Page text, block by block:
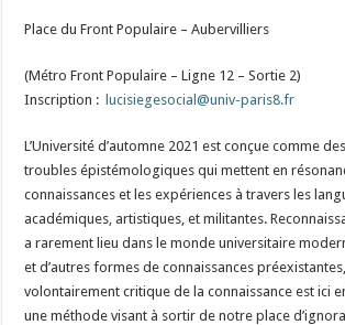
Place du Front Populaire – Aubervilliers
(Métro Front Populaire – Ligne 12 – Sortie 2)
Inscription : lucisiegesocial@univ-paris8.fr
L’Université d’automne 2021 est conçue comme
troubles épistémologiques qui mettent en
connaissances et les expériences à travers les
académiques, artistiques, et militantes.
a rarement lieu dans le monde universitaire
et d’autres formes de connaissances
volontairement critique de la connaissance est ici
une méthode visant à sortir de notre place